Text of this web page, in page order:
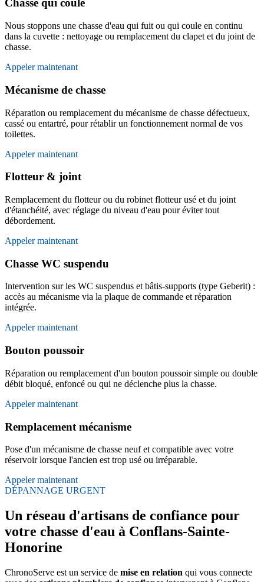
Chasse qui coule
Nous stoppons une chasse d'eau qui fuit ou qui coule en continu
dans la cuvette : nettoyage ou remplacement du clapet et du joint de
chasse.
Appeler maintenant
Mécanisme de chasse
Réparation ou remplacement du mécanisme de chasse défectueux,
cassé ou entartré, pour rétablir un fonctionnement normal de vos
toilettes.
Appeler maintenant
Flotteur & joint
Remplacement du flotteur ou du robinet flotteur usé et du joint
d'étanchéité, avec réglage du niveau d'eau pour éviter tout
débordement.
Appeler maintenant
Chasse WC suspendu
Intervention sur les WC suspendus et bâtis-supports (type Geberit) :
accès au mécanisme via la plaque de commande et réparation
intégrée.
Appeler maintenant
Bouton poussoir
Réparation ou remplacement d'un bouton poussoir simple ou double
débit bloqué, enfoncé ou qui ne déclenche plus la chasse.
Appeler maintenant
Remplacement mécanisme
Pose d'un mécanisme de chasse neuf et compatible avec votre
réservoir lorsque l'ancien est trop usé ou irréparable.
Appeler maintenant
DÉPANNAGE URGENT
Un réseau d'artisans de confiance pour
votre chasse d'eau à Conflans-Sainte-
Honorine
ChronoServe est un service de mise en relation qui vous connecte